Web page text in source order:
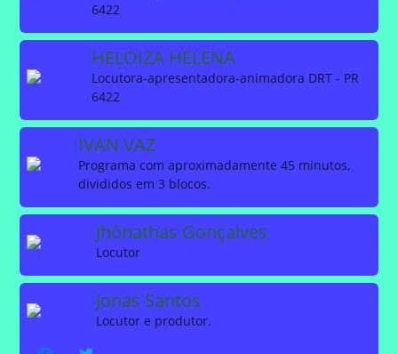
6422
HELOIZA HELENA
Locutora-apresentadora-animadora DRT - PR
6422
IVAN VAZ
Programa com aproximadamente 45 minutos,
divididos em 3 blocos.
Jhônathas Gonçalves
Locutor
Jonas Santos
Locutor e produtor.